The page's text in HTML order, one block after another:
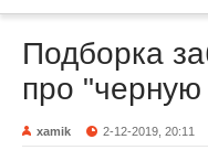
Подборка
про "черную
xamik 2-12-2019, 20:11